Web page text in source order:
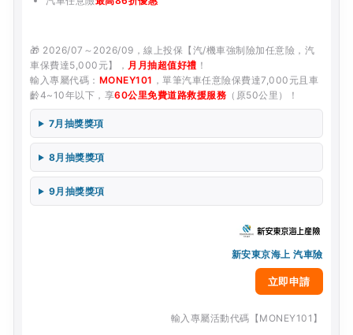
🎁 2026/07～2026/09，線上投保【汽/機車強制險加任意險，汽
車保費達5,000元】， 月月抽超值好禮 ！
輸入專屬代碼： MONEY101 ，單筆汽車任意險保費達7,000元且車
齡4~10年以下，享60公里免費道路救援服務 （原50公里）！
7月抽獎獎項
8月抽獎獎項
9月抽獎獎項
新安東京海上 汽車險
立即申請
輸入專屬活動代碼【MONEY101】